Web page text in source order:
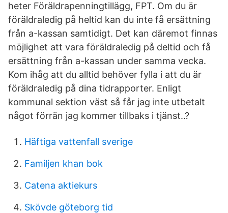
heter Föräldrapenningtillägg, FPT. Om du är
föräldraledig på heltid kan du inte få ersättning
från a-kassan samtidigt. Det kan däremot finnas
möjlighet att vara föräldraledig på deltid och få
ersättning från a-kassan under samma vecka.
Kom ihåg att du alltid behöver fylla i att du är
föräldraledig på dina tidrapporter. Enligt
kommunal sektion väst så får jag inte utbetalt
något förrän jag kommer tillbaks i tjänst..?
Häftiga vattenfall sverige
Familjen khan bok
Catena aktiekurs
Skövde göteborg tid